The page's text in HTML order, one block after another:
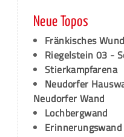
Neue Topos
Fränkisches
Riegelstein 03 -
Stierkampfarena
Neudorfer
Neudorfer Wand
Lochbergwand